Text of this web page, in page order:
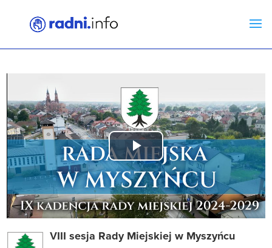
Play
Video
VIII sesja Rady Miejskiej w Myszyńcu